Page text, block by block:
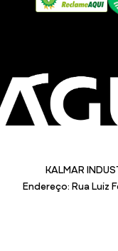
KALMAR
Endereço: Rua Luiz